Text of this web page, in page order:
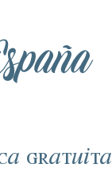
gratuita